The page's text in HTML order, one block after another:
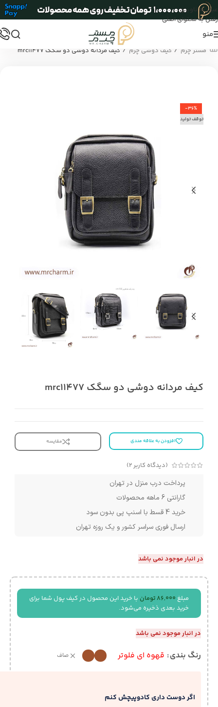
عبور به ناوبری
رفتن به محتوای اصلی
منو
مستر چرم / کیف دوشی چرم / کیف مردانه دوشی دو سگک mrc11477
-36%
توقف تولید
کیف مردانه دوشی دو سگک mrc11477
افزودن به علاقه مندی مقایسه
(دیدگاه کاربر2
)
پرداخت درب منزل در تهران
گارانتی 6 ماهه محصولات
خرید 4 قسط با اسنپ پی بدون سود
ارسال فوری سراسر کشور و یک روزه تهران
در انبار موجود نمی باشد
مبلغ 86,000تومان با خرید این محصول در کیف پول شما برای
خرید بعدی ذخیره می‌شود.
در انبار موجود نمی باشد
رنگ بندی قهوه ای فلوتر صاف
اگر دوست داری کادوپیچش کنم